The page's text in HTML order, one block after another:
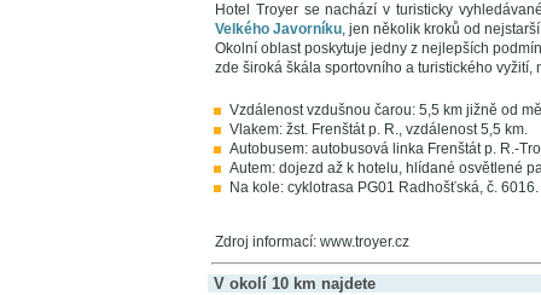
Hotel Troyer se nachází v turisticky
Velkého Javorníku, jen několik kroků od
Okolní oblast poskytuje jedny z nejlepších
zde široká škála sportovního a turistického
Vzdálenost vzdušnou čarou: 5,5 km jižně od
Vlakem: žst. Frenštát p. R., vzdálenost 5,5 km.
Autobusem: autobusová linka Frenštát p. R.-
Autem: dojezd až k hotelu, hlídané osvětlené
Na kole: cyklotrasa PG01 Radhošťská, č. 6016.
Zdroj informací: www.troyer.cz
V okolí 10 km najdete